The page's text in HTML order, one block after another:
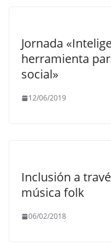
Jornada
herramienta
social»
12/06/2019
Inclusión a
música folk
06/02/2018